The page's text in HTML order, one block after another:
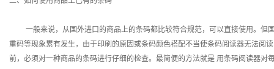
一般来说，从国外进口的商品上的条码都比较符合规范，可以直接使用。但
重码等现象累有发生，由于印刷的原因或条码颜色褡配不当使条码阅读器无法阅
前，必须对一种商品的条码进行仔细的检查。最简便的方法就是 用条码阅读器对